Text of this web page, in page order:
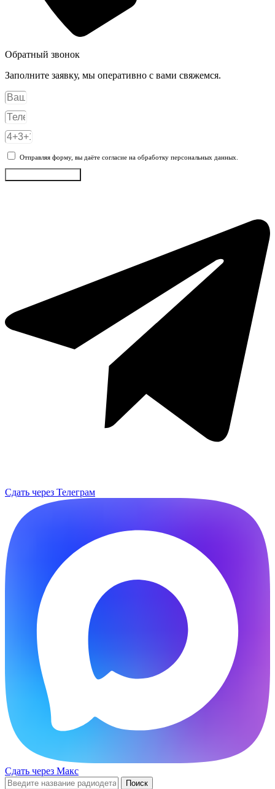
Обратный звонок
Заполните заявку, мы оперативно с вами свяжемся.
Отправляя форму, вы даёте согласие на обработку персональных данных.
Сдать через Телеграм
Сдать через Макс
Поиск